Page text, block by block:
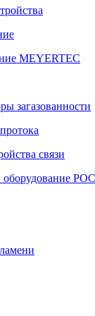
MEYERTEC
загазованности
связи
оборудование